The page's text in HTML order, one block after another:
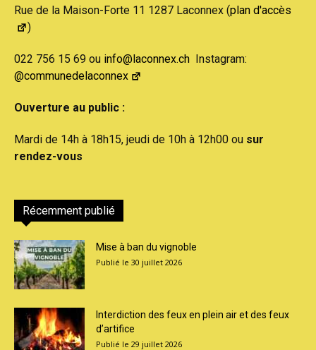
Rue de la Maison-Forte 11 1287 Laconnex (plan d'accès
)
022 756 15 69 ou info@laconnex.ch Instagram:
@communedelaconnex
Ouverture au public :
Mardi de 14h à 18h15, jeudi de 10h à 12h00 ou sur
rendez-vous
Récemment publié
Mise à ban du vignoble
30 juillet 2026
Interdiction des feux en plein air et des feux
d’artifice
29 juillet 2026